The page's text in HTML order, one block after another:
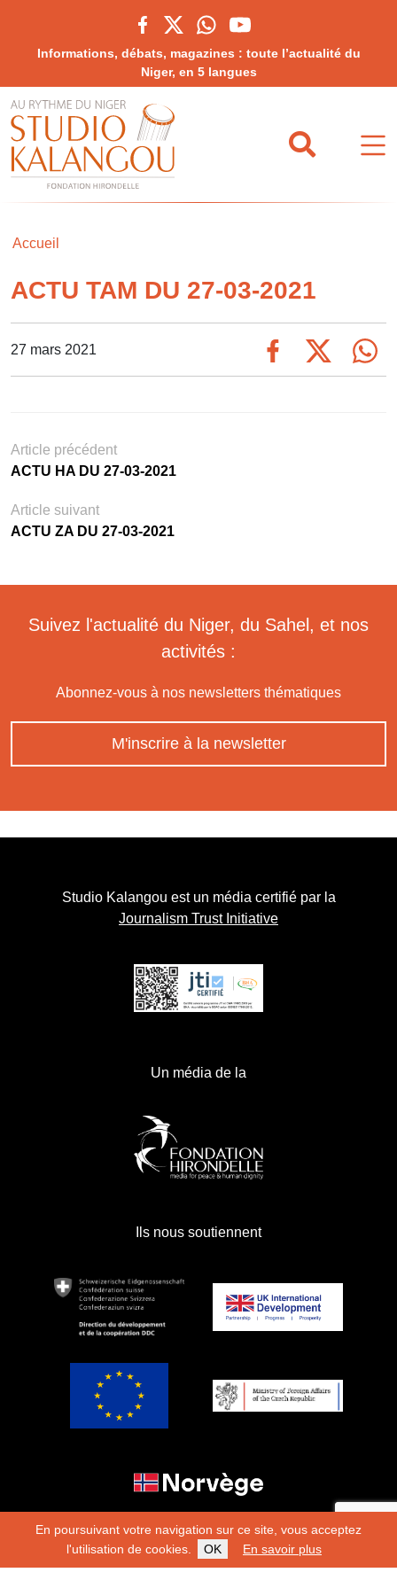
En poursuivant votre navigation sur ce site, vous acceptez
l'utilisation de cookies.
OK En savoir plus
Informations, débats, magazines : toute l’actualité du
Niger, en 5 langues
Accueil
ACTU TAM DU 27-03-2021
27 mars 2021
Article précédent
ACTU HA DU 27-03-2021
Article suivant
ACTU ZA DU 27-03-2021
Suivez l'actualité du Niger, du Sahel, et nos
activités :
Abonnez-vous à nos newsletters thématiques
M'inscrire à la newsletter
Studio Kalangou est un média certifié par la
Journalism Trust Initiative
Un média de la
Ils nous soutiennent